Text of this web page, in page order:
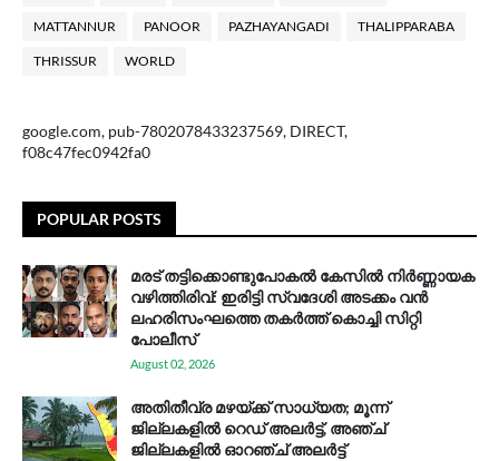
MATTANNUR PANOOR PAZHAYANGADI THALIPPARABA
THRISSUR WORLD
google.com, pub-7802078433237569, DIRECT,
f08c47fec0942fa0
POPULAR POSTS
മരട് തട്ടിക്കൊണ്ടുപോകൽ കേസിൽ നിർണ്ണായക
വഴിത്തിരിവ്: ഇരിട്ടി സ്വദേശി അടക്കം വൻ
ലഹരിസംഘത്തെ തകർത്ത് കൊച്ചി സിറ്റി
പോലീസ്
August 02, 2026
അതിതീവ്ര മഴയ്ക്ക് സാധ്യത; മൂന്ന്
ജില്ലകളിൽ റെഡ് അലർട്ട്, അഞ്ച്
ജില്ലകളിൽ ഓറഞ്ച് അലർട്ട്